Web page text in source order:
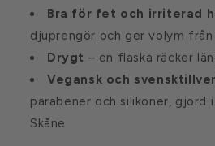
Bra för fet och irriterad
djuprengör och ger volym
Drygt – en flaska räcker
Vegansk och
parabener och silikoner, gjord
Skåne